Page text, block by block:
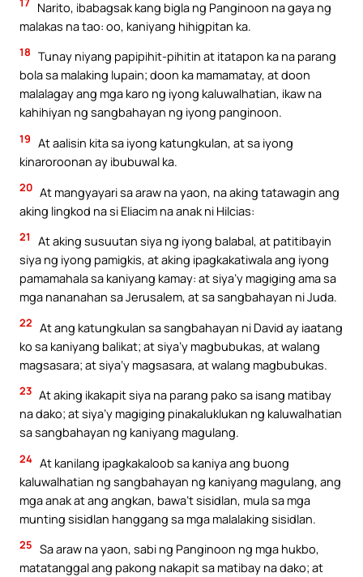
Narito, ibabagsak kang bigla ng Panginoon na gaya ng
malakas na tao: oo, kaniyang hihigpitan ka.
18 Tunay niyang papipihit-pihitin at itatapon ka na parang
bola sa malaking lupain; doon ka mamamatay, at doon
malalagay ang mga karo ng iyong kaluwalhatian, ikaw na
kahihiyan ng sangbahayan ng iyong panginoon.
19 At aalisin kita sa iyong katungkulan, at sa iyong
kinaroroonan ay ibubuwal ka.
20 At mangyayari sa araw na yaon, na aking tatawagin ang
aking lingkod na si Eliacim na anak ni Hilcias:
21
At aking susuutan siya ng iyong balabal, at patitibayin
siya ng iyong pamigkis, at aking ipagkakatiwala ang iyong
pamamahala sa kaniyang kamay: at siya’y magiging ama sa
mga nananahan sa Jerusalem, at sa sangbahayan ni Juda.
22 At ang katungkulan sa sangbahayan ni David ay iaatang
ko sa kaniyang balikat; at siya’y magbubukas, at walang
magsasara; at siya’y magsasara, at walang magbubukas.
23 At aking ikakapit siya na parang pako sa isang matibay
na dako; at siya’y magiging pinakaluklukan ng kaluwalhatian
sa sangbahayan ng kaniyang magulang.
24 At kanilang ipagkakaloob sa kaniya ang buong
kaluwalhatian ng sangbahayan ng kaniyang magulang, ang
mga anak at ang angkan, bawa’t sisidlan, mula sa mga
munting sisidlan hanggang sa mga malalaking sisidlan.
25 Sa araw na yaon, sabi ng Panginoon ng mga hukbo,
matatanggal ang pakong nakapit sa matibay na dako; at